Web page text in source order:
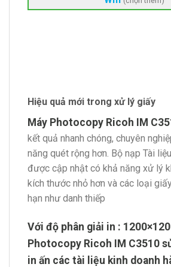
Hiệu quả mới trong xử lý giấy
Máy Photocopy Ricoh IM
kết quả nhanh chóng, chuyên
năng quét rộng hơn. Bộ nạp Tài
được cập nhật có khả năng xử lý
kích thước nhỏ hơn và các loại
hạn như danh thiếp
Với độ phân giải in :
Photocopy Ricoh IM C3510
in ấn các tài liệu kinh doanh